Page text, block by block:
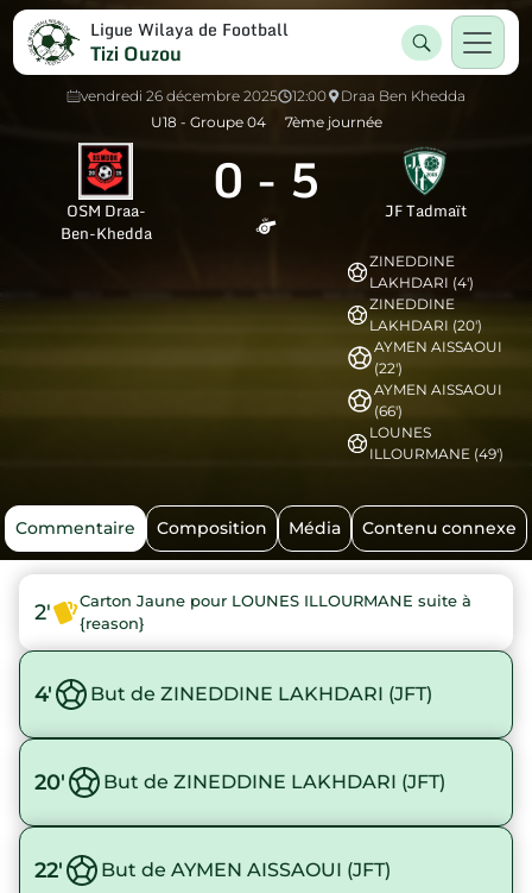
Ligue Wilaya de Football
Tizi Ouzou
vendredi 26 décembre 2025 12:00
Draa Ben Khedda
U18 - Groupe 04
7ème journée
OSM Draa-
Ben-Khedda
0 - 5 JF Tadmaït
ZINEDDINE
LAKHDARI (4')
ZINEDDINE
LAKHDARI (20')
AYMEN AISSAOUI
(22')
AYMEN AISSAOUI
(66')
LOUNES
ILLOURMANE (49')
Commentaire Composition Média Contenu connexe
2'
Carton Jaune pour LOUNES ILLOURMANE suite à
{reason}
4' But de ZINEDDINE LAKHDARI (JFT)
20' But de ZINEDDINE LAKHDARI (JFT)
22' But de AYMEN AISSAOUI (JFT)